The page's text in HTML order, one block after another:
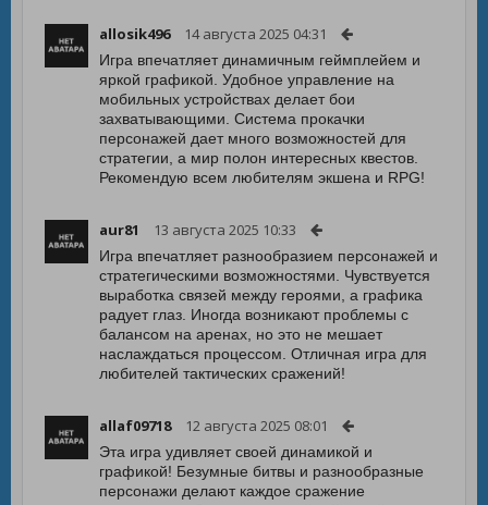
allosik496 14 августа 2025 04:31
Игра впечатляет динамичным геймплейем и
яркой графикой. Удобное управление на
мобильных устройствах делает бои
захватывающими. Система прокачки
персонажей дает много возможностей для
стратегии, а мир полон интересных квестов.
Рекомендую всем любителям экшена и RPG!
aur81 13 августа 2025 10:33
Игра впечатляет разнообразием персонажей и
стратегическими возможностями. Чувствуется
выработка связей между героями, а графика
радует глаз. Иногда возникают проблемы с
балансом на аренах, но это не мешает
наслаждаться процессом. Отличная игра для
любителей тактических сражений!
allaf09718 12 августа 2025 08:01
Эта игра удивляет своей динамикой и
графикой! Безумные битвы и разнообразные
персонажи делают каждое сражение